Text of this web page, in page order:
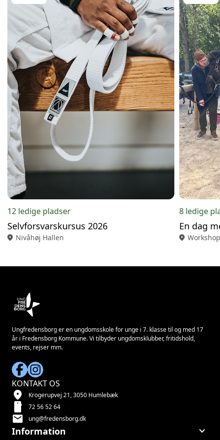
12 ledige pladser
Selvforsvarskursus 2026
location_on Nivåhøj Hallen
8 ledige
En dag
location_on
Ungfredensborg er en ungdomsskole for unge i 7. klasse til og med 17
år i Fredensborg Kommune. Vi tilbyder ungdomsklubber, fritidshold,
events, rejser mm.
KONTAKT OS
location_on Krogerupvej 21, 3050 Humlebæk
smartphone 72 56 52 64
mail ung@fredensborg.dk
Information keyboard_arrow_down